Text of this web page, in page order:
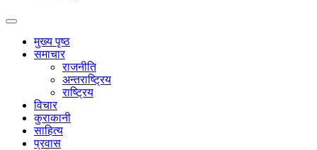
मुख्य पृष्ठ
समाचार
राजनीति
अन्तराष्ट्रिय
राष्ट्रिय
विचार
कुराकानी
साहित्य
प्रवास